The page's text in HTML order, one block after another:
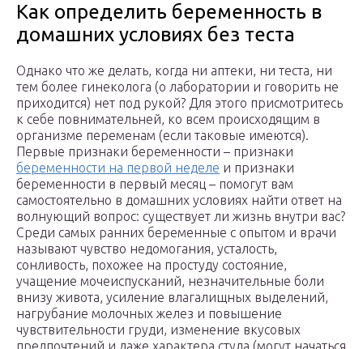
Как определить беременность в
домашних условиях без теста
Однако что же делать, когда ни аптеки, ни теста, ни
тем более гинеколога (о лаборатории и говорить не
приходится) нет под рукой? Для этого присмотритесь
к себе повнимательней, ко всем происходящим в
организме переменам (если таковые имеются).
Первые признаки беременности – признаки
беременности на первой неделе и признаки
беременности в первый месяц – помогут вам
самостоятельно в домашних условиях найти ответ на
волнующий вопрос: существует ли жизнь внутри вас?
Среди самых ранних беременные с опытом и врачи
называют чувство недомогания, усталость,
сонливость, похожее на простуду состояние,
учащение мочеиспусканий, незначительные боли
внизу живота, усиление влагалищных выделений,
нагрубание молочных желез и повышение
чувствительности груди, изменение вкусовых
предпочтений и даже характера стула (могут начаться